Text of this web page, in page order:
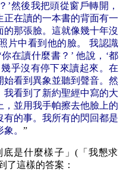
’然後我把頭從窗戶轉開，
在讀的一本書的背面有一
那張臉。這就像幾十年沒
片中看到他的臉。 我認識
在讀什麼書？’ 他說，‘都
乎沒有停下來讀起來。在
看到異象並聽到聲音。然
看到了新約聖經中寫的大
並用我手帕擦去他臉上的
有的事。我所有的閃回都是
。 ”
是什麼樣子」(「我懇求
了這樣的答案：